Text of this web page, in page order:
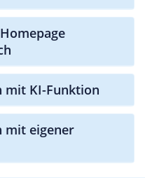
mit KI-Funktion
mit eigener